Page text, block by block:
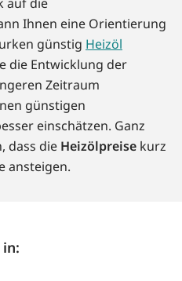
Ihnen eine Orientierung
günstig Heizöl
die Entwicklung der
Zeitraum
günstigen
einschätzen. Ganz
dass die Heizölpreise kurz
ansteigen.